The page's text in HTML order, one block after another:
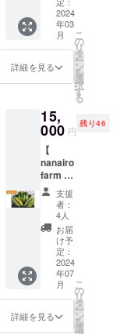
い。
円以下
のドリ
ンクに
限りま
す ※有
間です
ナルT
シャツ
●お礼の
お手紙
●ポスト
カード
●活動報
ル 1点1
点手刷
りのシ
ルクス
クリー
ンプリ
ントの
オリジ
ナル
グッズ
です。 [
エコ
バッグ ]
ラー、
柄はラ
ンダム
2024
年03
月
詳細を見る
こ
の
リ
タ
ー
ン
を
選
択
す
る
15,
000 円
残り46
【
nanairo
farm と
うもろ
こし10
本 】
●nanair
o farm
産とう
もろこ
し ●お
礼のお
手紙 ●
ポスト
カード
支援
者：
4人
お届
け予
定：
2024
年07
月
詳細を見る
こ
の
リ
タ
ー
ン
を
選